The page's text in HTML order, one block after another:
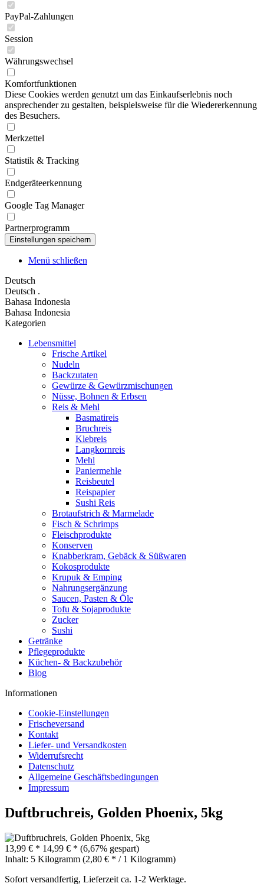
PayPal-Zahlungen
Session
Währungswechsel
Komfortfunktionen
Diese Cookies werden genutzt um das Einkaufserlebnis noch
ansprechender zu gestalten, beispielsweise für die Wiedererkennung
des Besuchers.
Merkzettel
Statistik & Tracking
Endgeräteerkennung
Google Tag Manager
Partnerprogramm
Menü schließen
Deutsch
Deutsch .
Bahasa Indonesia
Bahasa Indonesia
Kategorien
Lebensmittel
Frische Artikel
Nudeln
Backzutaten
Gewürze & Gewürzmischungen
Nüsse, Bohnen & Erbsen
Reis & Mehl
Basmatireis
Bruchreis
Klebreis
Langkornreis
Mehl
Paniermehle
Reisbeutel
Reispapier
Sushi Reis
Brotaufstrich & Marmelade
Fisch & Schrimps
Fleischprodukte
Konserven
Knabberkram, Gebäck & Süßwaren
Kokosprodukte
Krupuk & Emping
Nahrungsergänzung
Saucen, Pasten & Öle
Tofu & Sojaprodukte
Zucker
Sushi
Getränke
Pflegeprodukte
Küchen- & Backzubehör
Blog
Informationen
Cookie-Einstellungen
Frischeversand
Kontakt
Liefer- und Versandkosten
Widerrufsrecht
Datenschutz
Allgemeine Geschäftsbedingungen
Impressum
Duftbruchreis, Golden Phoenix, 5kg
13,99 € * 14,99 € * (6,67% gespart)
Inhalt: 5 Kilogramm (2,80 € * / 1 Kilogramm)
Sofort versandfertig, Lieferzeit ca. 1-2 Werktage.